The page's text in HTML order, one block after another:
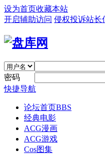
设为首页收藏本站
开启辅助访问 侵权投诉站长
密码
快捷导航
论坛首页BBS
经典电影
ACG漫画
ACG游戏
Cos图集